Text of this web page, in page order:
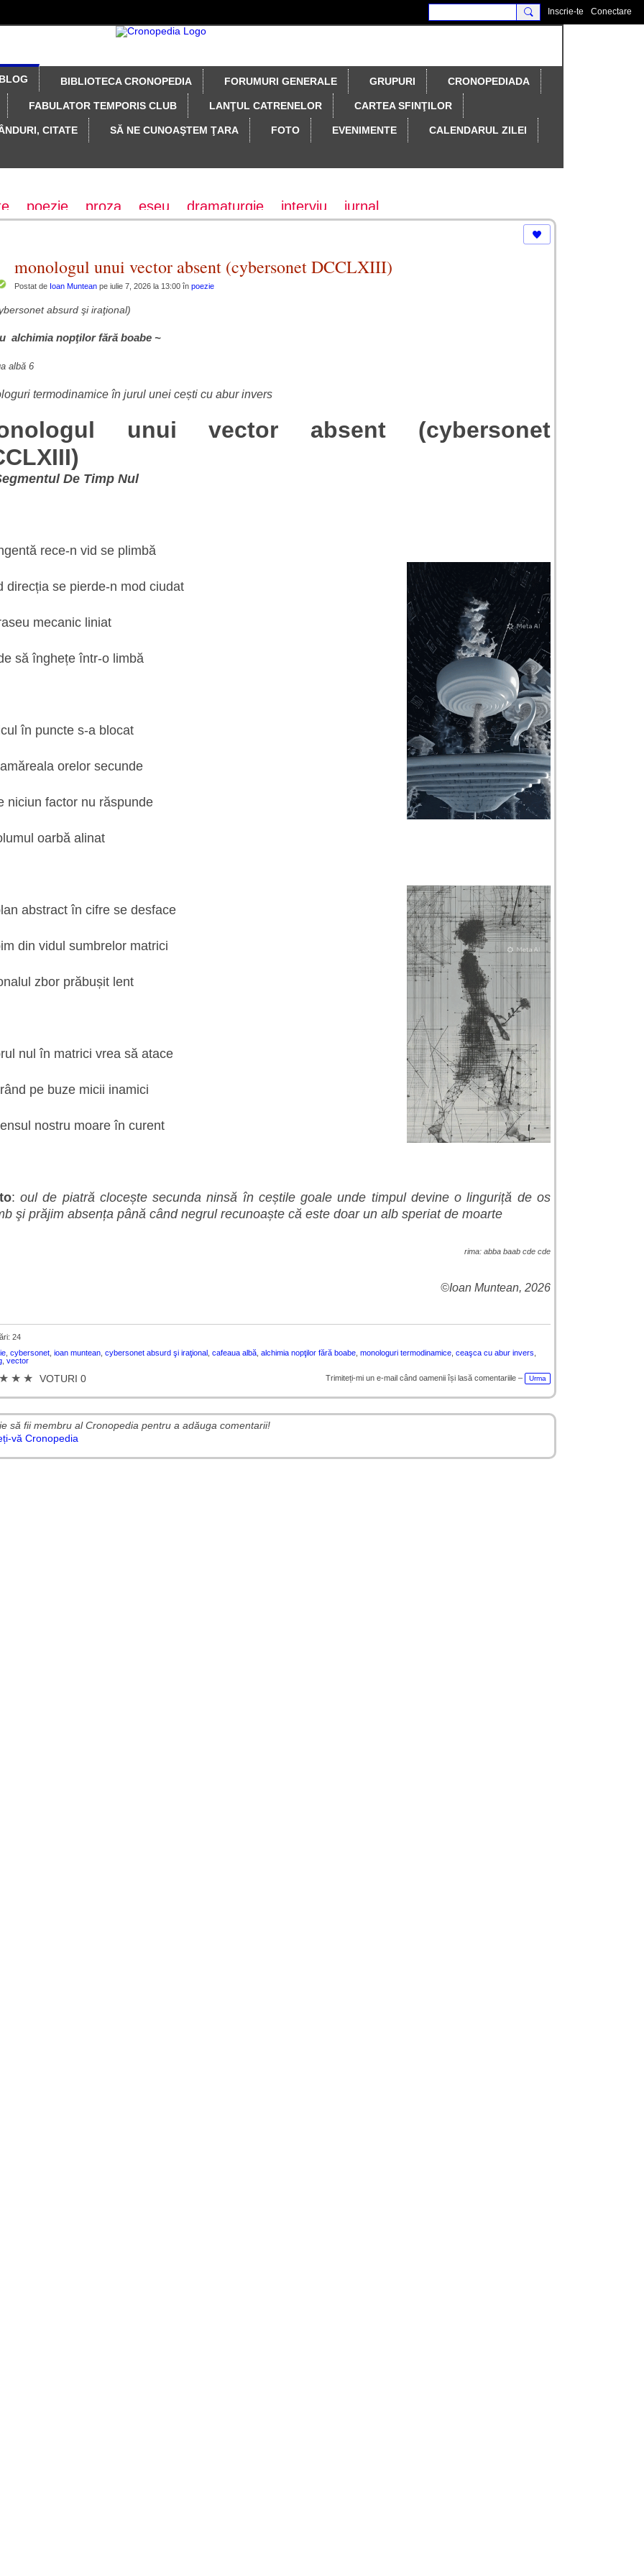
Inscrie-te Conectare
BLOG BIBLIOTECA CRONOPEDIA FORUMURI GENERALE GRUPURI CRONOPEDIADA
FABULATOR TEMPORIS CLUB LANŢUL CATRENELOR CARTEA SFINŢILOR
CITATE SĂ NE CUNOAŞTEM ŢARA FOTO EVENIMENTE CALENDARUL ZILEI
poezie proza eseu dramaturgie interviu jurnal
monologul unui vector absent (cybersonet DCCLXIII)
Postat de Ioan Muntean pe iulie 7, 2026 la 13:00 în poezie
absurd şi iraţional)
alchimia nopţilor fără boabe ~
albă 6
termodinamice în jurul unei cești cu abur invers
unui vector absent (cybersonet
De Timp Nul
rece-n vid se plimbă
direcția se pierde-n mod ciudat
mecanic liniat
să înghețe într-o limbă
în puncte s-a blocat
orelor secunde
niciun factor nu răspunde
oarbă alinat
abstract în cifre se desface
din vidul sumbrelor matrici
zbor prăbușit lent
nul în matrici vrea să atace
pe buze micii inamici
nostru moare în curent
:oul de piatră clocește secunda ninsă în ceștile goale unde timpul devine o linguriță de os
şi prăjim absența până când negrul recunoaște că este doar un alb speriat de moarte
rima: abba baab cde cde
©Ioan Muntean, 2026
24
, cybersonet, ioan muntean, cybersonet absurd şi iraţional, cafeaua albă, alchimia nopţilor fără boabe, monologuri termodinamice, ceaşca cu abur invers
, vector
★ ★ ★ VOTURI 0 Trimiteți-mi un e-mail când oamenii își lasă comentariile – Urma
să fii membru al Cronopedia ​​pentru a adăuga comentarii!
vă Cronopedia